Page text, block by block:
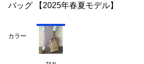
バッグ 【2025年春夏モデル】
カラー